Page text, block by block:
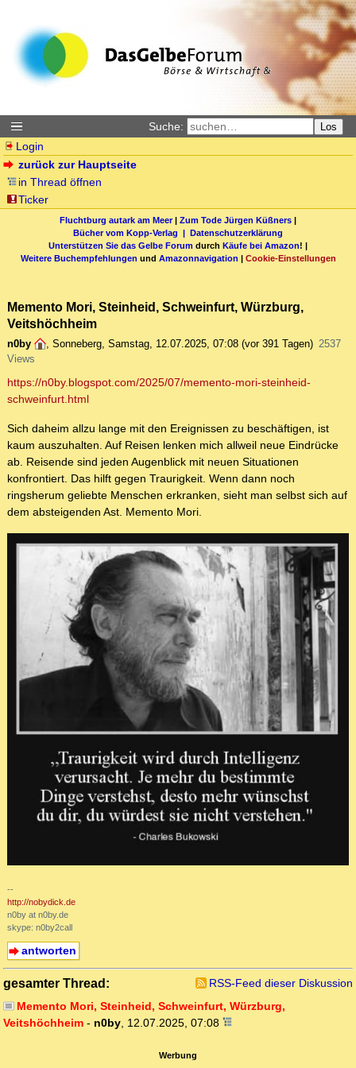
Suche: Los
Login
zurück zur Hauptseite
in Thread öffnen
Ticker
Fluchtburg autark am Meer| Zum Tode Jürgen Küßners |
Bücher vom Kopp-Verlag | Datenschutzerklärung
Unterstützen Sie das Gelbe Forum durch Käufe bei Amazon! |
Weitere Buchempfehlungen und Amazonnavigation | Cookie-Einstellungen
Memento Mori, Steinheid, Schweinfurt, Würzburg,
Veitshöchheim
n0by , Sonneberg, Samstag, 12.07.2025, 07:08 (vor 391 Tagen) 2537
Views
https://n0by.blogspot.com/2025/07/memento-mori-steinheid-
schweinfurt.html
Sich daheim allzu lange mit den Ereignissen zu beschäftigen, ist
kaum auszuhalten. Auf Reisen lenken mich allweil neue Eindrücke
ab. Reisende sind jeden Augenblick mit neuen Situationen
konfrontiert. Das hilft gegen Traurigkeit. Wenn dann noch
ringsherum geliebte Menschen erkranken, sieht man selbst sich auf
dem absteigenden Ast. Memento Mori.
--
http://nobydick.de
n0by at n0by.de
skype: n0by2call
antworten
gesamter Thread:
RSS-Feed dieser Diskussion
Memento Mori, Steinheid, Schweinfurt, Würzburg,
Veitshöchheim - n0by 12.07.2025, 07:08
Werbung